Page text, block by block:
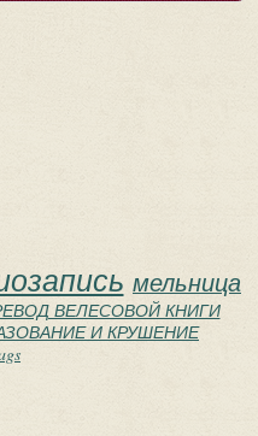
мельница
ВЕЛЕСОВОЙ КНИГИ
И КРУШЕНИЕ